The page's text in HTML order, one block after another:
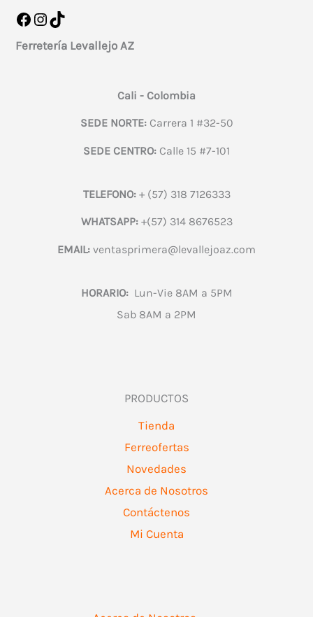
Facebook
Instagram
TikTok
Ferretería Levallejo AZ
Cali - Colombia
SEDE NORTE:Carrera 1 #32-50
SEDE CENTRO: Calle 15 #7-101
TELEFONO:+ (57) 318 7126333
WHATSAPP:+(57) 314 8676523
EMAIL: ventasprimera@levallejoaz.com
HORARIO:Lun-Vie 8AM a 5PM
Sab 8AM a 2PM
PRODUCTOS
Tienda
Ferreofertas
Novedades
Acerca de Nosotros
Contáctenos
Mi Cuenta